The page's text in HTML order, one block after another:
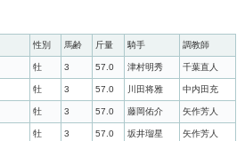
性別 馬齢 斤量 騎手 調教師
牡 3 57.0 津村明秀 千葉直人
牡 3 57.0 川田将雅 中内田充
牡 3 57.0 藤岡佑介 矢作芳人
牡 3 57.0 坂井瑠星 矢作芳人